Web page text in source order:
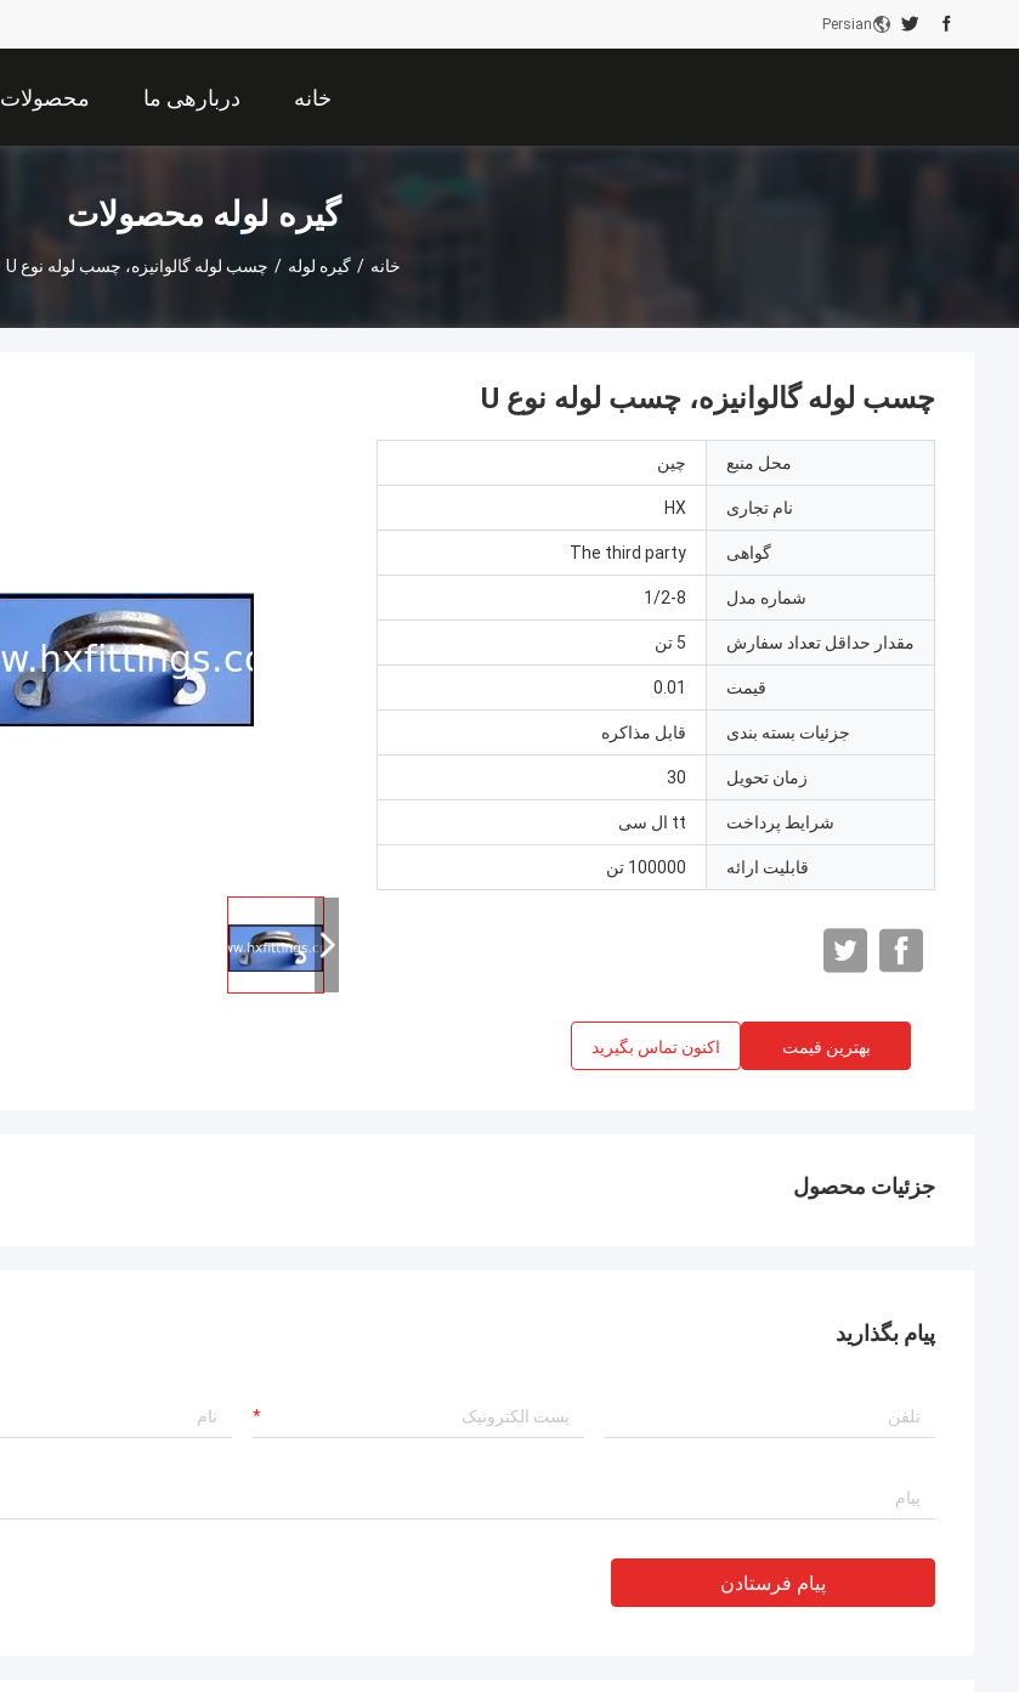
Persian
خانه دربارهی ما محصولات
گیره لوله محصولات
خانه / گیره لوله / چسب لوله گالوانیزه، چسب لوله نوع U
چسب لوله گالوانیزه، چسب لوله نوع U
محل منبع چین
نام تجاری HX
گواهی The third party
شماره مدل 1/2-8
مقدار حداقل تعداد سفارش 5 تن
قیمت 0.01
جزئیات بسته بندی قابل مذاکره
زمان تحویل 30
شرایط پرداخت tt ال سی
قابلیت ارائه 100000 تن
بهترین قیمت اکنون تماس بگیرید
جزئیات محصول
پیام بگذارید
پیام فرستادن